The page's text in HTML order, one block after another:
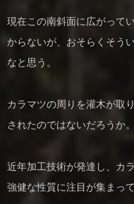
現在この南斜面に広がって
からないが、おそらくそう
なと思う。
カラマツの周りを灌木が取
されたのではないだろうか。
近年加工技術が発達し、カ
強健な性質に注目が集まっ